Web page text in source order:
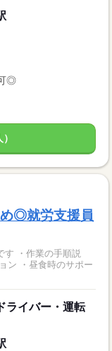
◎
め◎就労支援員
す ・作業の手順説
ン ・昼食時のサポー
ライバー・運転